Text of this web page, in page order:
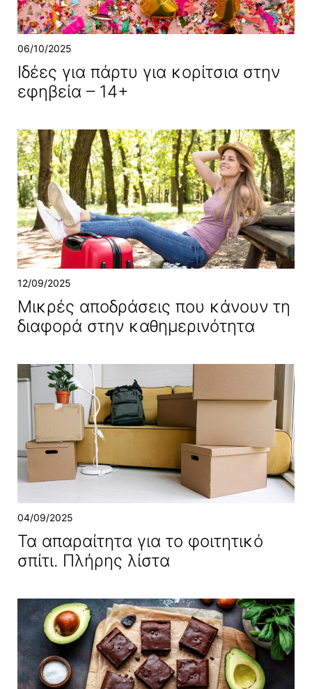
06/10/2025
Ιδέες για πάρτυ για κορίτσια στην
εφηβεία – 14+
12/09/2025
Μικρές αποδράσεις που κάνουν τη
διαφορά στην καθημερινότητα
04/09/2025
Τα απαραίτητα για το φοιτητικό
σπίτι. Πλήρης λίστα